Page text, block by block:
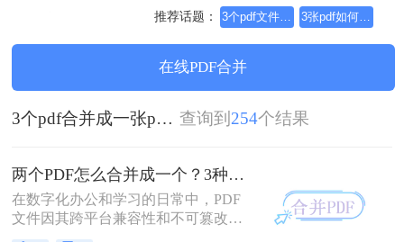
1:1高保真还原且排版不乱码。支持一键批
量处理，全链路 SSL 加密保障隐私安全。
助您快速实现3个pdf合并成一张pdf文件
夹，无需安装，高效办公。
推荐话题： 3个pdf文件合并成一个
在线PDF合并
3个pdf合并成一张pdf文件夹 查询到 254个结果
两个PDF怎么合并成一个？3种方法，1分钟轻松搞定！
在数字化办公和学习的日常中，PDF
文件因其跨平台兼容性和不可篡改性
而广受欢迎。然而，当需要处理多个